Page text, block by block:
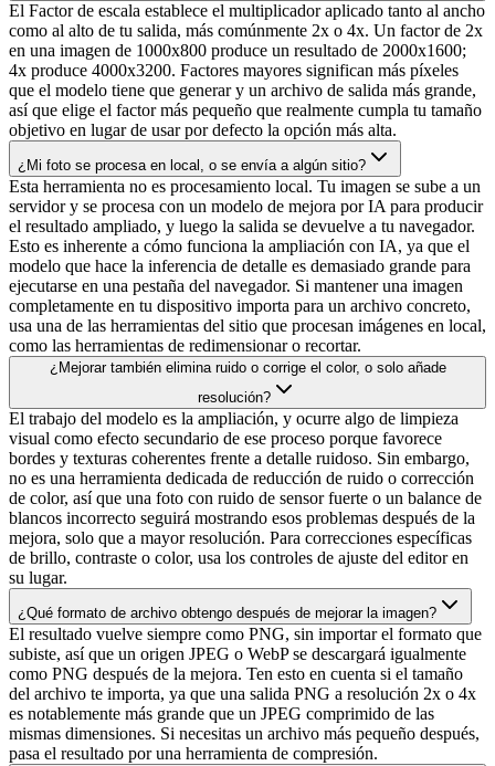
El Factor de escala establece el multiplicador aplicado tanto al ancho
como al alto de tu salida, más comúnmente 2x o 4x. Un factor de 2x
en una imagen de 1000x800 produce un resultado de 2000x1600;
4x produce 4000x3200. Factores mayores significan más píxeles
que el modelo tiene que generar y un archivo de salida más grande,
así que elige el factor más pequeño que realmente cumpla tu tamaño
objetivo en lugar de usar por defecto la opción más alta.
¿Mi foto se procesa en local, o se envía a algún sitio?
Esta herramienta no es procesamiento local. Tu imagen se sube a un
servidor y se procesa con un modelo de mejora por IA para producir
el resultado ampliado, y luego la salida se devuelve a tu navegador.
Esto es inherente a cómo funciona la ampliación con IA, ya que el
modelo que hace la inferencia de detalle es demasiado grande para
ejecutarse en una pestaña del navegador. Si mantener una imagen
completamente en tu dispositivo importa para un archivo concreto,
usa una de las herramientas del sitio que procesan imágenes en local,
como las herramientas de redimensionar o recortar.
¿Mejorar también elimina ruido o corrige el color, o solo añade
resolución?
El trabajo del modelo es la ampliación, y ocurre algo de limpieza
visual como efecto secundario de ese proceso porque favorece
bordes y texturas coherentes frente a detalle ruidoso. Sin embargo,
no es una herramienta dedicada de reducción de ruido o corrección
de color, así que una foto con ruido de sensor fuerte o un balance de
blancos incorrecto seguirá mostrando esos problemas después de la
mejora, solo que a mayor resolución. Para correcciones específicas
de brillo, contraste o color, usa los controles de ajuste del editor en
su lugar.
¿Qué formato de archivo obtengo después de mejorar la imagen?
El resultado vuelve siempre como PNG, sin importar el formato que
subiste, así que un origen JPEG o WebP se descargará igualmente
como PNG después de la mejora. Ten esto en cuenta si el tamaño
del archivo te importa, ya que una salida PNG a resolución 2x o 4x
es notablemente más grande que un JPEG comprimido de las
mismas dimensiones. Si necesitas un archivo más pequeño después,
pasa el resultado por una herramienta de compresión.